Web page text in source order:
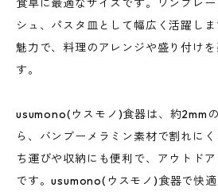
食卓に最適なサイズです。ワンプレ
シュ、パスタ皿として幅広く活躍し
魅力で、料理のアレンジや盛り付け
す。
usumono(ウスモノ)食器は、約2mm
ら、バンブーメラミン素材で割れに
ち運びや収納にも便利で、アウトド
です。usumono(ウスモノ)食器で快